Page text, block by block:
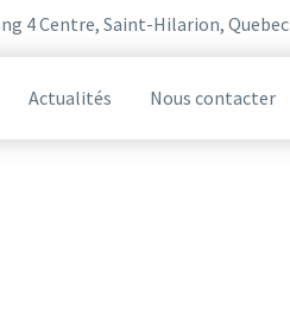
4 Centre, Saint-Hilarion, Quebec
Actualités Nous contacter